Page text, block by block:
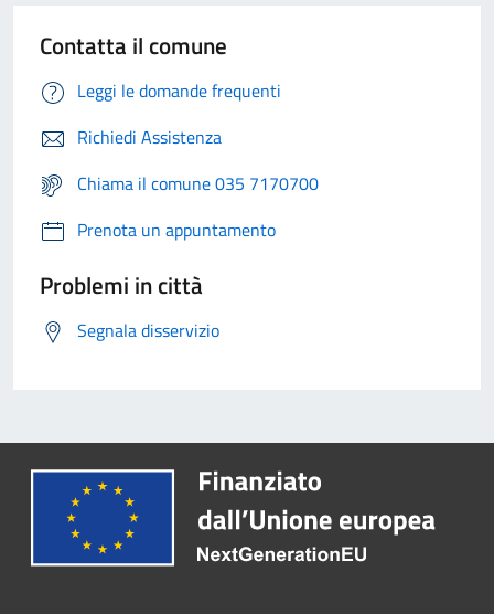
Contatta il comune
Leggi le domande frequenti
Richiedi Assistenza
Chiama il comune 035 7170700
Prenota un appuntamento
Problemi in città
Segnala disservizio